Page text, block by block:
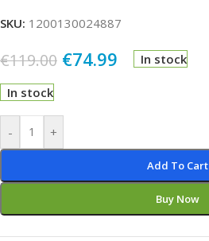
SKU: 1200130024887
€119.00 €74.99 In stock
In stock
- +
Add To Cart
Buy Now
Alternative: